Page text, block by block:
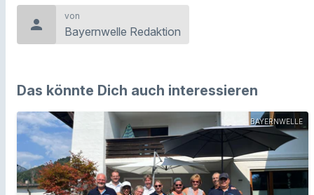
person
von
Bayernwelle Redaktion
Das könnte Dich auch interessieren
BAYERNWELLE